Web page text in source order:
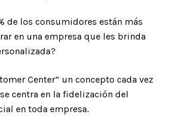
de los consumidores están más
en una empresa que les brinda
Center” un concepto cada vez
centra en la fidelización del
en toda empresa.